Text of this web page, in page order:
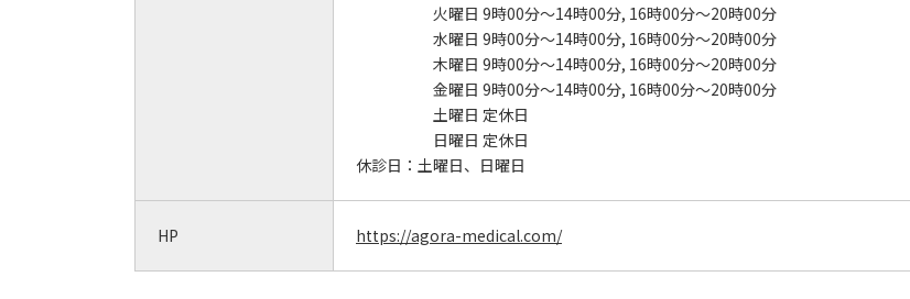
火曜日 9時00分～14時00分, 16時00分～20時00分
水曜日 9時00分～14時00分, 16時00分～20時00分
木曜日 9時00分～14時00分, 16時00分～20時00分
金曜日 9時00分～14時00分, 16時00分～20時00分
土曜日 定休日
日曜日 定休日
休診日： 土曜日、日曜日
HP https://agora-medical.com/